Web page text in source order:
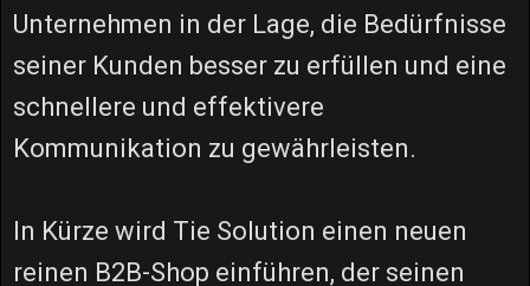
Unternehmen in der Lage, die Bedürfnisse
seiner Kunden besser zu erfüllen und eine
schnellere und effektivere
Kommunikation zu gewährleisten.
In Kürze wird Tie Solution einen neuen
reinen B2B-Shop einführen, der seinen